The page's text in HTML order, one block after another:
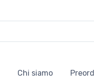
Chi siamo